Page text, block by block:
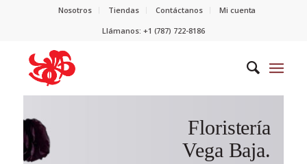
Nosotros Tiendas Contáctanos
Mi cuenta
Llámanos: +1 (787) 722-8186
Floristería
Vega Baja.